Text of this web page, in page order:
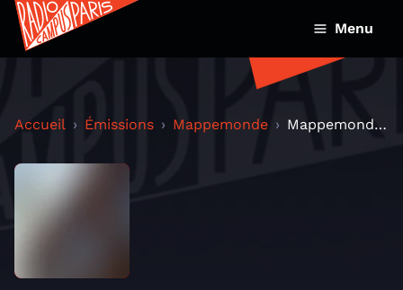
Menu
Accueil Émissions Mappemonde Mappemonde : Durham, NC